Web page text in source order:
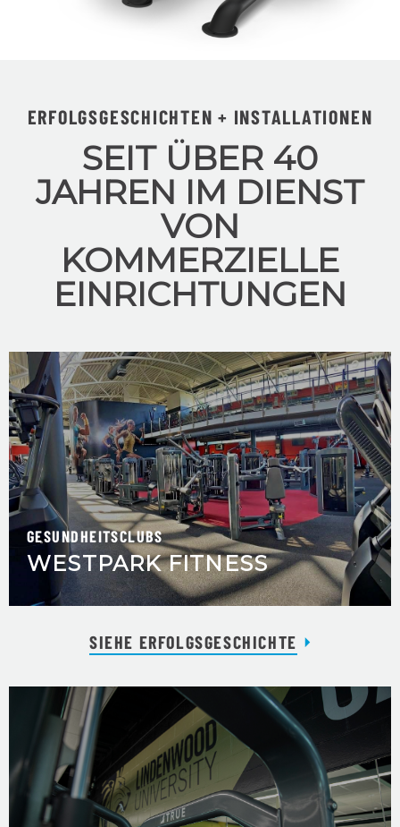
ERFOLGSGESCHICHTEN + INSTALLATIONEN
SEIT ÜBER 40
JAHREN IM DIENST
VON
KOMMERZIELLE
EINRICHTUNGEN
GESUNDHEITSCLUBS
WESTPARK FITNESS
SIEHE ERFOLGSGESCHICHTE